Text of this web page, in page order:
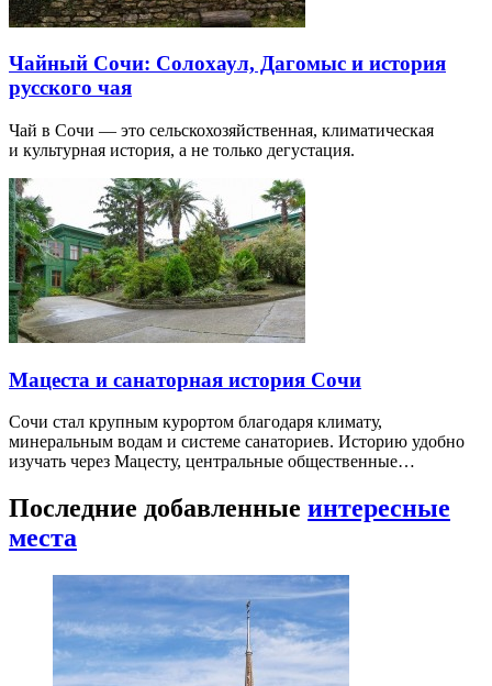
Чайный Сочи: Солохаул, Дагомыс и история
русского чая
Чай в Сочи — это сельскохозяйственная, климатическая
и культурная история, а не только дегустация.
Мацеста и санаторная история Сочи
Сочи стал крупным курортом благодаря климату,
минеральным водам и системе санаториев. Историю удобно
изучать через Мацесту, центральные общественные…
Последние добавленные интересные
места